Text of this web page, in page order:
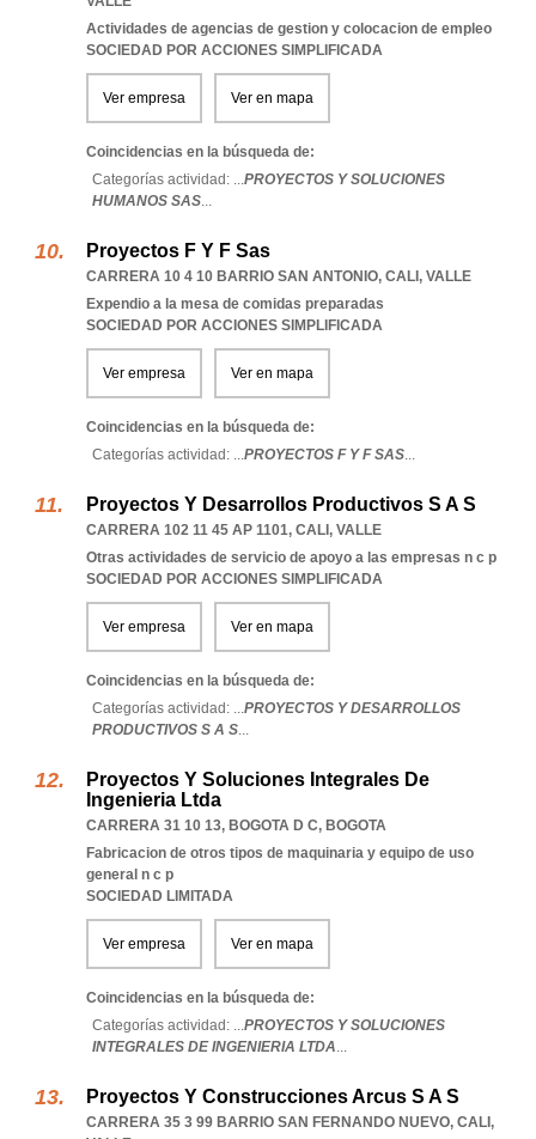
Actividades de agencias de gestion y colocacion de empleo
SOCIEDAD POR ACCIONES SIMPLIFICADA
Ver empresa Ver en mapa
Coincidencias en la búsqueda de:
Categorías actividad: ...PROYECTOS Y SOLUCIONES
HUMANOS SAS...
Proyectos F Y F Sas
CARRERA 10 4 10 BARRIO SAN ANTONIO, CALI , VALLE
Expendio a la mesa de comidas preparadas
SOCIEDAD POR ACCIONES SIMPLIFICADA
Ver empresa Ver en mapa
Coincidencias en la búsqueda de:
Categorías actividad: ...PROYECTOS F Y F SAS...
Proyectos Y Desarrollos Productivos S A S
CARRERA 102 11 45 AP 1101, CALI , VALLE
Otras actividades de servicio de apoyo a las empresas n c p
SOCIEDAD POR ACCIONES SIMPLIFICADA
Ver empresa Ver en mapa
Coincidencias en la búsqueda de:
Categorías actividad: ...PROYECTOS Y DESARROLLOS
PRODUCTIVOS S A S...
Proyectos Y Soluciones Integrales De
Ingenieria Ltda
CARRERA 31 10 13, BOGOTA D C, BOGOTA
Fabricacion de otros tipos de maquinaria y equipo de uso
general n c p
SOCIEDAD LIMITADA
Ver empresa Ver en mapa
Coincidencias en la búsqueda de:
Categorías actividad: ...PROYECTOS Y SOLUCIONES
INTEGRALES DE INGENIERIA LTDA...
Proyectos Y Construcciones Arcus S A S
CARRERA 35 3 99 BARRIO SAN FERNANDO NUEVO, CALI ,